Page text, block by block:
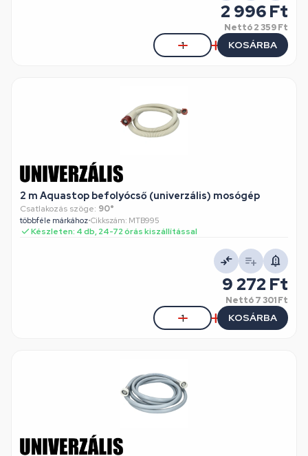
2 996 Ft
Nettó2 359 Ft
KOSÁRBA
2 m Aquastop befolyócső (univerzális) mosógép
Csatlakozás szöge: 90°
többféle márkához•Cikkszám: MTB995
Készleten: 4 db, 24-72 órás kiszállítással
9 272 Ft
Nettó7 301 Ft
KOSÁRBA